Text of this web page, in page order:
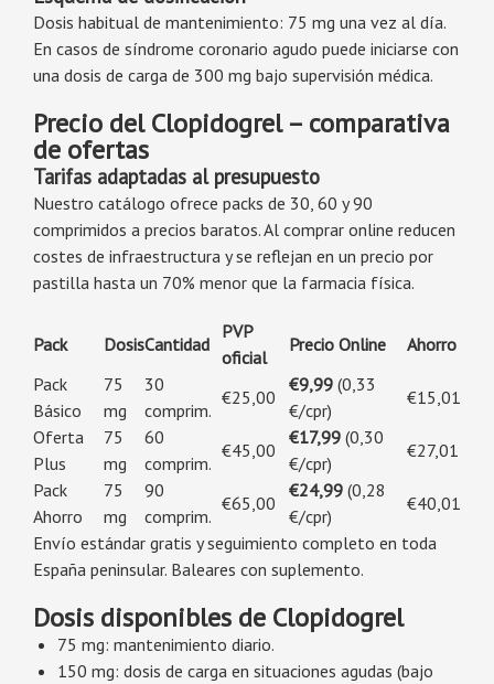
Dosis habitual de mantenimiento: 75 mg una vez al día.
En casos de síndrome coronario agudo puede iniciarse con
una dosis de carga de 300 mg bajo supervisión médica.
Precio del Clopidogrel – comparativa
de ofertas
Tarifas adaptadas al presupuesto
Nuestro catálogo ofrece packs de 30, 60 y 90
comprimidos a precios baratos. Al comprar online reducen
costes de infraestructura y se reflejan en un precio por
pastilla hasta un 70% menor que la farmacia física.
Pack DosisCantidad
PVP
oficial
Precio Online
Ahorro
Pack
Básico
75
mg
30
comprim.
€25,00
€9,99 (0,33
€/cpr)
€15,01
Oferta
Plus
75
mg
60
comprim.
€45,00
€17,99 (0,30
€/cpr)
€27,01
Pack
Ahorro
75
mg
90
comprim.
€65,00
€24,99 (0,28
€/cpr)
€40,01
Envío estándar gratis y seguimiento completo en toda
España peninsular. Baleares con suplemento.
Dosis disponibles de Clopidogrel
75 mg: mantenimiento diario.
150 mg: dosis de carga en situaciones agudas (bajo